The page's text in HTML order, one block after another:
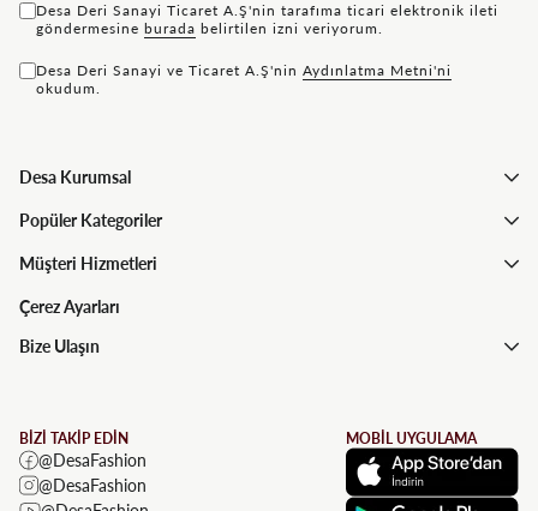
Desa Deri Sanayi Ticaret A.Ş'nin tarafıma ticari elektronik ileti
göndermesine bu rada belirtilen izni veriyorum.
Desa Deri Sanayi ve Ticaret A.Ş'nin Aydınlatma Metni'ni
okudum.
Desa Kurumsal
Popüler Kategoriler
Müşteri Hizmetleri
Çerez Ayarları
Bize Ulaşın
BİZİ TAKİP EDİN
@DesaFashion
@DesaFashion
MOBİL UYGULAMA